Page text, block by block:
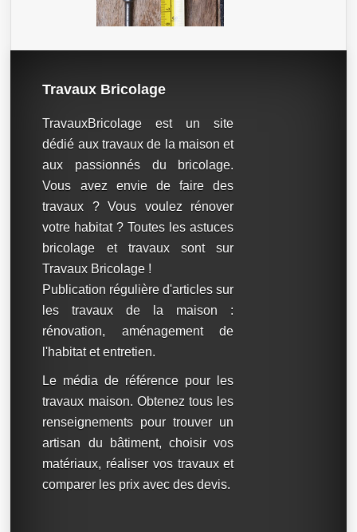
Travaux Bricolage
TravauxBricolage est un site
dédié aux travaux de la maison et
aux passionnés du bricolage.
Vous avez envie de faire des
travaux ? Vous voulez rénover
votre habitat ? Toutes les astuces
bricolage et travaux sont sur
Travaux Bricolage !
Publication régulière d'articles sur
les travaux de la maison :
rénovation, aménagement de
l'habitat et entretien.
Le média de référence pour les
travaux maison. Obtenez tous les
renseignements pour trouver un
artisan du bâtiment, choisir vos
matériaux, réaliser vos travaux et
comparer les prix avec des devis.